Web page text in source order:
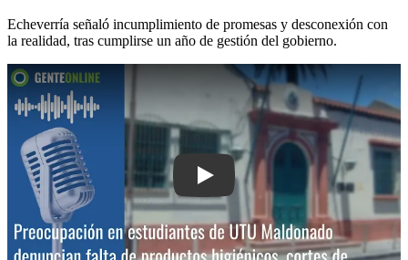
Echeverría señaló incumplimiento de promesas y desconexión con
la realidad, tras cumplirse un año de gestión del gobierno.
Play: Preocupación en estudiantes